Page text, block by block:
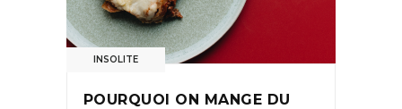
INSOLITE
POURQUOI ON MANGE DU